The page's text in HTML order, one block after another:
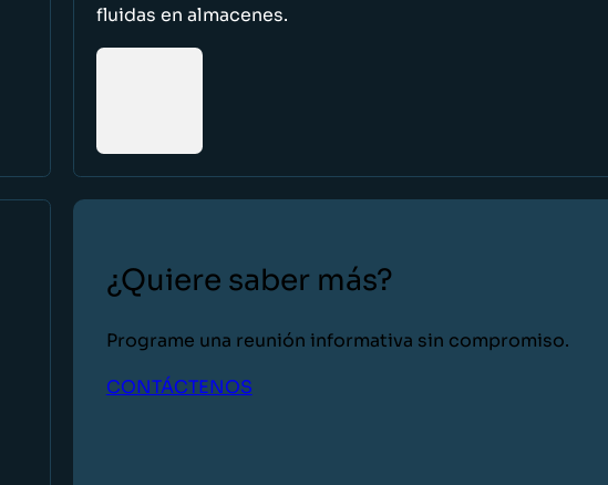
fluidas en almacenes.
¿Quiere saber más?
Programe una reunión informativa sin compromiso.
CONTÁCTENOS